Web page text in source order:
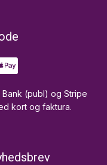
(publ) og Stripe
kort og faktura.